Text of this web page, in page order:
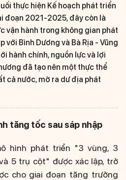
thực hiện Kế hoạch phát triển
đoạn 2021-2025, đây còn là
vận hành trong không gian phát
với Bình Dương và Bà Rịa - Vũng
hành chính, nguồn lực và lợi
đã tạo nên một thực thể
cả nước, mở ra dư địa phát
tăng tốc sau sáp nhập
hình phát triển "3 vùng, 3
5 trụ cột" được xác lập, trở
cho giai đoạn tăng trưởng